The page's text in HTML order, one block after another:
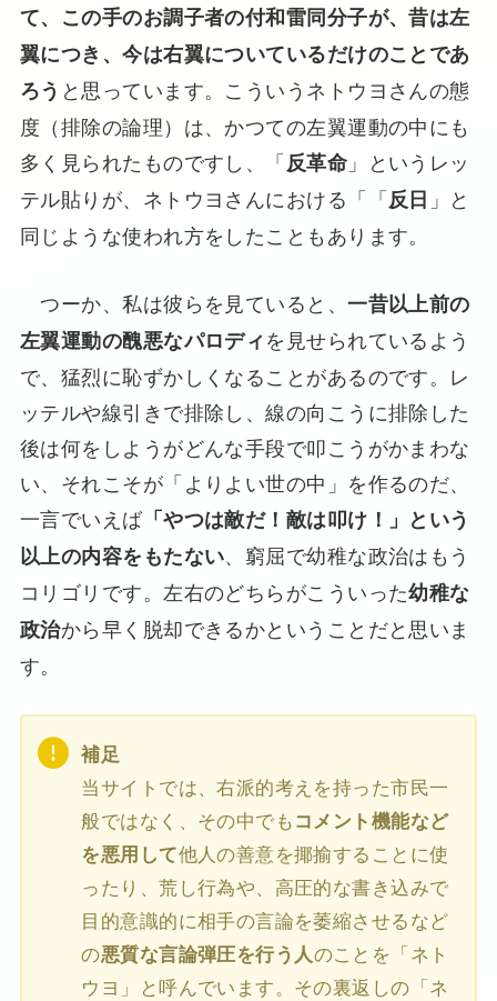
て、この手のお調子者の付和雷同分子が、昔は左
翼につき、今は右翼についているだけのことであ
ろう と思っています。こういうネトウヨさんの態
度（排除の論理）は、かつての左翼運動の中にも
多く見られたものですし、「反革命 」というレッ
テル貼りが、ネトウヨさんにおける「「反日 」と
同じような使われ方をしたこともあります。
つーか、私は彼らを見ていると、一昔以上前の
左翼運動の醜悪なパロディを見せられているよう
で、猛烈に恥ずかしくなることがあるのです。レ
ッテルや線引きで排除し、線の向こうに排除した
後は何をしようがどんな手段で叩こうがかまわな
い、それこそが「よりよい世の中」を作るのだ、
一言でいえば「やつは敵だ！敵は叩け！」という
以上の内容をもたない、窮屈で幼稚な政治はもう
コリゴリです。左右のどちらがこういった幼稚な
政治から早く脱却できるかということだと思いま
す。
補足
当サイトでは、右派的考えを持った市民一
般ではなく、その中でもコメント機能など
を悪用して他人の善意を揶揄することに使
ったり、荒し行為や、高圧的な書き込みで
目的意識的に相手の言論を萎縮させるなど
の悪質な言論弾圧を行う人のことを「ネト
ウヨ」と呼んでいます。その裏返しの「ネ